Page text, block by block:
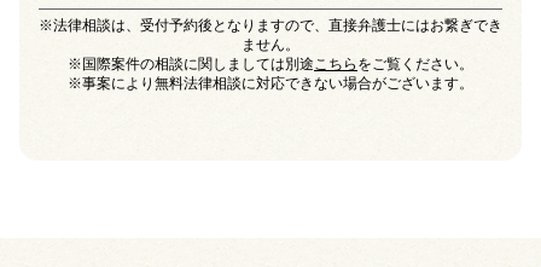
※法律相談は、受付予約後となりますので、直接弁護士にはお繋ぎでき
ません。
※国際案件の相談に関しましては別途こちら をご覧ください。
※事案により無料法律相談に対応できない場合がございます。